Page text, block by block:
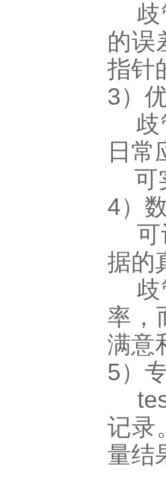
歧
的误
指针
3）
歧
日常
可
4）
可
据的
歧
率，
满意
5）
记录
量结